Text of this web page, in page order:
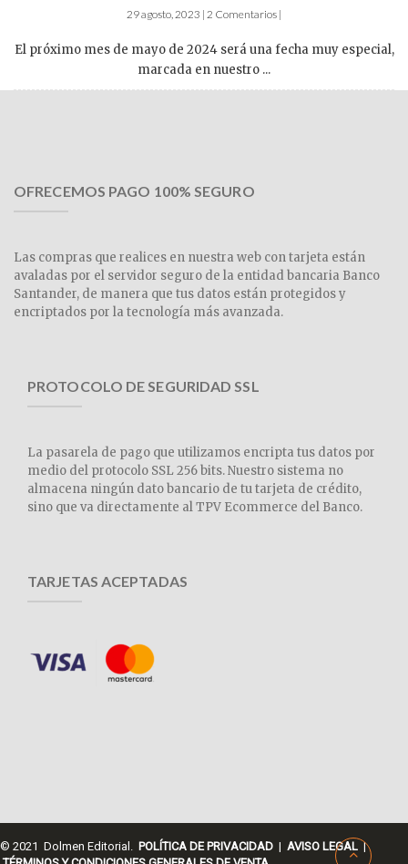
29 agosto, 2023 | 2 Comentarios |
El próximo mes de mayo de 2024 será una fecha muy especial,
marcada en nuestro ...
OFRECEMOS PAGO 100% SEGURO
Las compras que realices en nuestra web con tarjeta están
avaladas por el servidor seguro de la entidad bancaria Banco
Santander, de manera que tus datos están protegidos y
encriptados por la tecnología más avanzada.
PROTOCOLO DE SEGURIDAD SSL
La pasarela de pago que utilizamos encripta tus datos por
medio del protocolo SSL 256 bits. Nuestro sistema no
almacena ningún dato bancario de tu tarjeta de crédito,
sino que va directamente al TPV Ecommerce del Banco.
TARJETAS ACEPTADAS
© 2021 Dolmen Editorial. POLÍTICA DE PRIVACIDAD | AVISO LEGAL |